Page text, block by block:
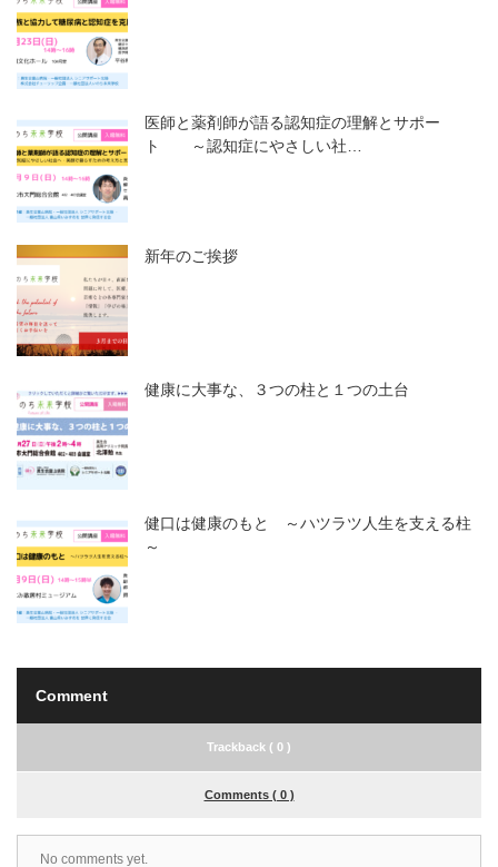
医師と薬剤師が語る認知症の理解とサポー
ト ～認知症にやさしい社…
新年のご挨拶
健康に大事な、３つの柱と１つの土台
健口は健康のもと ～ハツラツ人生を支える柱
～
Comment
Trackback ( 0 )
Comments ( 0 )
No comments yet.